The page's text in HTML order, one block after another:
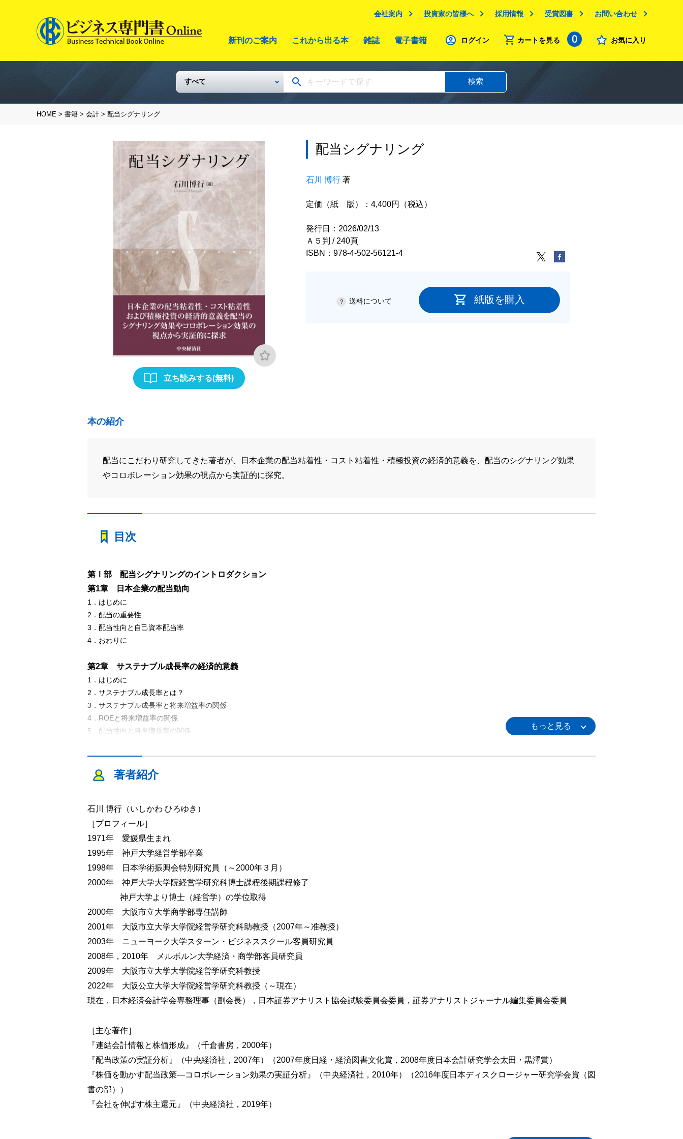
会社案内 投資家の皆様へ 採用情報 受賞図書 お問い合わせ
新刊のご案内 これから出る本 雑誌 電子書籍 ログイン カートを見る 0 お気に入り
検索
HOME > 書籍 > 会計 > 配当シグナリング
立ち読みする(無料)
配当シグナリング
石川 博行 著
定価（紙 版）：4,400円（税込）
発行日：2026/02/13
Ａ５判 / 240頁
ISBN：978-4-502-56121-4
紙版を購入
送料について
本の紹介
配当にこだわり研究してきた著者が、日本企業の配当粘着性・コスト粘着性・積極投資の経済的意義を、配当のシグナリング効果
やコロボレーション効果の視点から実証的に探究。
目次
第Ⅰ部 配当シグナリングのイントロダクション
第1章 日本企業の配当動向
1．はじめに
2．配当の重要性
3．配当性向と自己資本配当率
4．おわりに
第2章 サステナブル成長率の経済的意義
1．はじめに
2．サステナブル成長率とは？
3．サステナブル成長率と将来増益率の関係
4．ROEと将来増益率の関係
5．配当性向と将来増益率の関係
第Ⅱ部 配当粘着性と配当シグナリング
第3章 配当粘着性の決定要因と株価形成
2．配当の収益性シグナリング仮説とコロボレーション効果
3．リサーチ・デザインとサンプル
4．分析結果
5．ロバスト・チェック―積極増配をコントロールした場合―
第4章 配当粘着性の将来業績予測能力
1．はじめに
2．次期配当変化予想企業のROA推移
3．配当粘着性の将来業績予測能力
4．おわりに
第5章 配当粘着性とインプライド期待成長率の関連性
2．同時逆算法と全サンプルの推定結果
3．部分サンプルの推定結果
5．おわりに
第Ⅲ部 コスト粘着性と配当シグナリング
第6章 コスト粘着性と配当政策の関連性
2．リサーチ・デザインとサンプル
3．全サンプルの分析結果
著者紹介
石川 博行（いしかわ ひろゆき）
［プロフィール］
1971年 愛媛県生まれ
1995年 神戸大学経営学部卒業
1998年 日本学術振興会特別研究員（～2000年３月）
2000年 神戸大学大学院経営学研究科博士課程後期課程修了
神戸大学より博士（経営学）の学位取得
2000年 大阪市立大学商学部専任講師
2001年 大阪市立大学大学院経営学研究科助教授（2007年～准教授）
2003年 ニューヨーク大学スターン・ビジネススクール客員研究員
2008年，2010年 メルボルン大学経済・商学部客員研究員
2009年 大阪市立大学大学院経営学研究科教授
2022年 大阪公立大学大学院経営学研究科教授（～現在）
現在，日本経済会計学会専務理事（副会長），日本証券アナリスト協会試験委員会委員，証券アナリストジャーナル編集委員会委員
［主な著作］
『連結会計情報と株価形成』（千倉書房，2000年）
『配当政策の実証分析』（中央経済社，2007年）（2007年度日経・経済図書文化賞，2008年度日本会計研究学会太田・黒澤賞）
『株価を動かす配当政策―コロボレーション効果の実証分析』（中央経済社，2010年）（2016年度日本ディスクロージャー研究学会賞（図
書の部））
『会社を伸ばす株主還元』（中央経済社，2019年）